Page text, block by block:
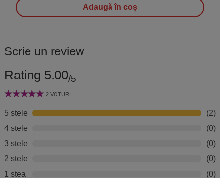
Adaugă în coș
Scrie un review
Rating 5.00/5
2 VOTURI
5 stele
(2)
4 stele
(0)
3 stele
(0)
2 stele
(0)
1 stea
(0)